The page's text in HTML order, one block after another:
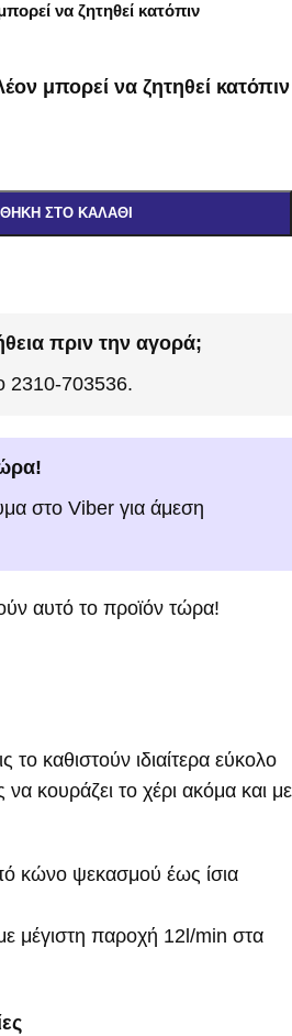
να ζητηθεί κατόπιν
μπορεί να ζητηθεί κατόπιν
ΣΤΟ ΚΑΛΆΘΙ
πριν την αγορά;
2310-703536.
στο Viber για άμεση
αυτό το προϊόν τώρα!
το καθιστούν ιδιαίτερα εύκολο
να κουράζει το χέρι ακόμα και με
κώνο ψεκασμού έως ίσια
μέγιστη παροχή 12l/min στα